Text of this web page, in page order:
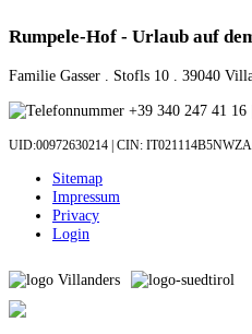
Rumpele-Hof - Urlaub auf
Familie Gasser . Stofls 10 . 39040
+39 340 247 41 16 |
UID:00972630214 | CIN:
Sitemap
Impressum
Privacy
Login